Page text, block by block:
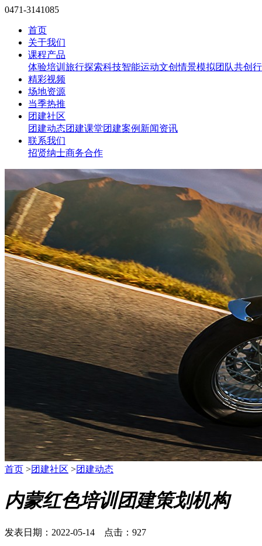
0471-3141085
首页
关于我们
课程产品
体验培训 旅行探索科技智能运动文创情景模拟团队共创
精彩视频
场地资源
当季热推
团建社区
团建动态团建课堂团建案例 新闻资讯
联系我们
招贤纳士商务合作
首页 >团建社区 >团建动态
内蒙红色培训团建策划机构
发表日期：2022-05-14 点击：927